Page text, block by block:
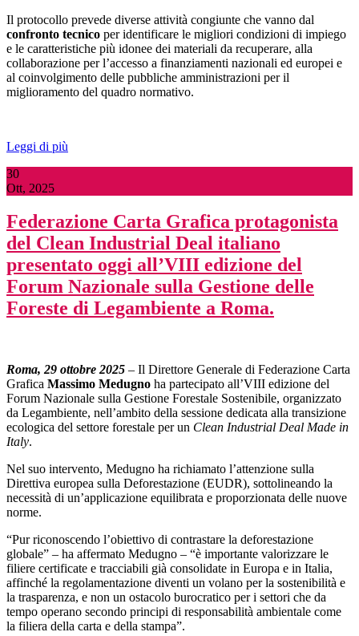
Il protocollo prevede diverse attività congiunte che vanno dal
confronto tecnico per identificare le migliori condizioni di impiego
e le caratteristiche più idonee dei materiali da recuperare, alla
collaborazione per l’accesso a finanziamenti nazionali ed europei e
al coinvolgimento delle pubbliche amministrazioni per il
miglioramento del quadro normativo.
Leggi di più
30
Ott, 2025
Federazione Carta Grafica protagonista
del Clean Industrial Deal italiano
presentato oggi all’VIII edizione del
Forum Nazionale sulla Gestione delle
Foreste di Legambiente a Roma.
Roma, 29 ottobre 2025 – Il Direttore Generale di Federazione Carta
Grafica Massimo Medugno ha partecipato all’VIII edizione del
Forum Nazionale sulla Gestione Forestale Sostenibile, organizzato
da Legambiente, nell’ambito della sessione dedicata alla transizione
ecologica del settore forestale per un Clean Industrial Deal Made in
Italy.
Nel suo intervento, Medugno ha richiamato l’attenzione sulla
Direttiva europea sulla Deforestazione (EUDR), sottolineando la
necessità di un’applicazione equilibrata e proporzionata delle nuove
norme.
“Pur riconoscendo l’obiettivo di contrastare la deforestazione
globale” – ha affermato Medugno – “è importante valorizzare le
filiere certificate e tracciabili già consolidate in Europa e in Italia,
affinché la regolamentazione diventi un volano per la sostenibilità e
la trasparenza, e non un ostacolo burocratico per i settori che da
tempo operano secondo principi di responsabilità ambientale come
la filiera della carta e della stampa”.